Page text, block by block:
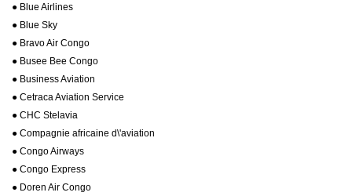
● Blue Airlines
● Blue Sky
● Bravo Air Congo
● Busee Bee Congo
● Business Aviation
● Cetraca Aviation Service
● CHC Stelavia
● Compagnie africaine d\'aviation
● Congo Airways
● Congo Express
● Doren Air Congo